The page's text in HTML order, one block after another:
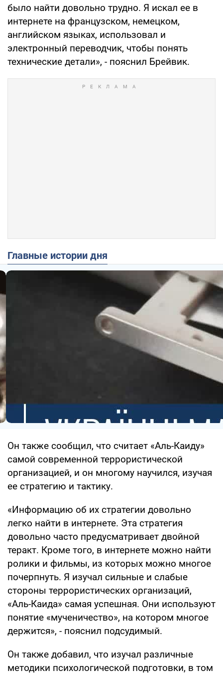
было найти довольно трудно. Я искал ее в
интернете на французском, немецком,
английском языках, использовал и
электронный переводчик, чтобы понять
технические детали», - пояснил Брейвик.
Главные истории дня
Он также сообщил, что считает «Аль-Каиду»
самой современной террористической
организацией, и он многому научился, изучая
ее стратегию и тактику.
«Информацию об их стратегии довольно
легко найти в интернете. Эта стратегия
довольно часто предусматривает двойной
теракт. Кроме того, в интернете можно найти
ролики и фильмы, из которых можно многое
почерпнуть. Я изучал сильные и слабые
стороны террористических организаций,
«Аль-Каида» самая успешная. Они используют
понятие «мученичество», на котором многое
держится», - пояснил подсудимый.
Он также добавил, что изучал различные
методики психологической подготовки, в том